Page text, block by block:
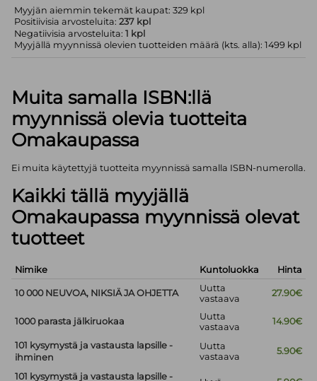
Myyjän aiemmin tekemät kaupat: 329 kpl
Positiivisia arvosteluita:237 kpl
Negatiivisia arvosteluita:1 kpl
Myyjällä myynnissä olevien tuotteiden määrä (kts. alla): 1499 kpl
Muita samalla ISBN:llä
myynnissä olevia tuotteita
Omakaupassa
Ei muita käytettyjä tuotteita myynnissä samalla ISBN-numerolla.
Kaikki tällä myyjällä
Omakaupassa myynnissä olevat
tuotteet
Nimike Kuntoluokka Hinta
10 000 NEUVOA, NIKSIÄ JA OHJETTA
Uutta
vastaava
27.90€
1000 parasta jälkiruokaa
Uutta
vastaava
14.90€
101 kysymystä ja vastausta lapsille -
ihminen
Uutta
vastaava
5.90€
101 kysymystä ja vastausta lapsille -